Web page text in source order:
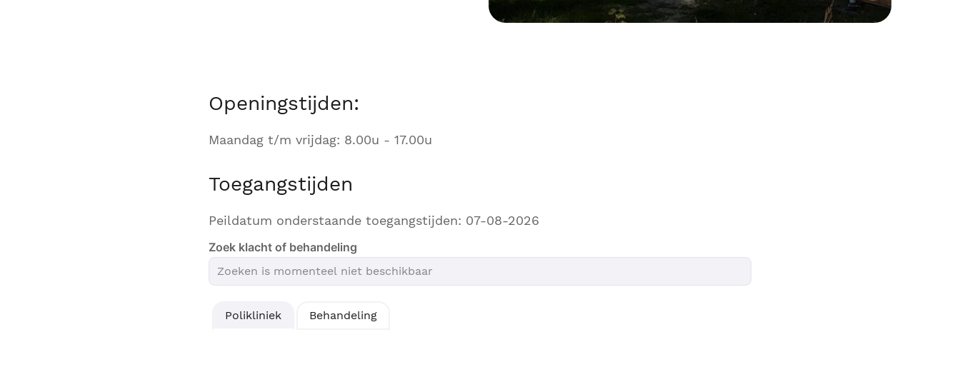
Openingstijden:
Maandag t/m vrijdag: 8.00u - 17.00u
Toegangstijden
Peildatum onderstaande toegangstijden: 07-08-2026
Zoek klacht of behandeling
Polikliniek Behandeling